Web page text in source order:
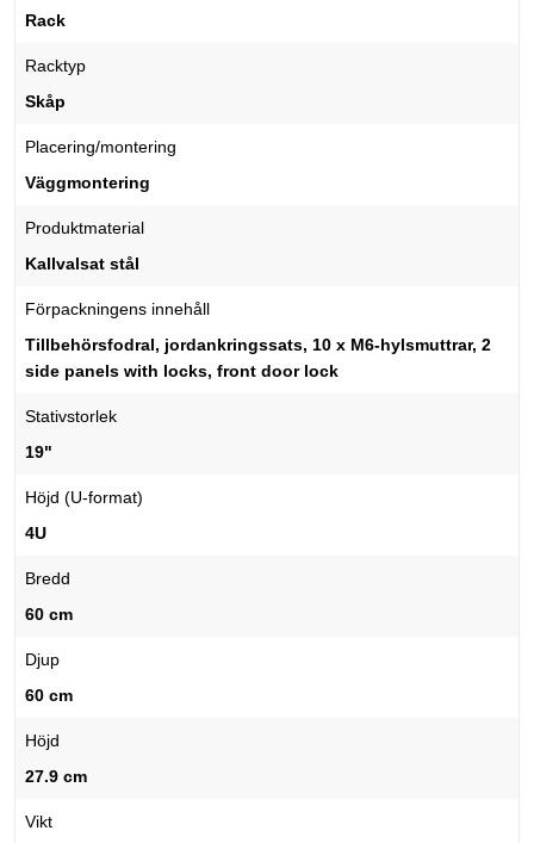
Rack
Racktyp
Skåp
Placering/montering
Väggmontering
Produktmaterial
Kallvalsat stål
Förpackningens innehåll
Tillbehörsfodral, jordankringssats, 10 x M6-hylsmuttrar, 2
side panels with locks, front door lock
Stativstorlek
19"
Höjd (U-format)
4U
Bredd
60 cm
Djup
60 cm
Höjd
27.9 cm
Vikt